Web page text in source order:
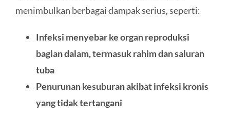
menimbulkan berbagai dampak serius, seperti:
Infeksi menyebar ke organ reproduksi
bagian dalam, termasuk rahim dan saluran
tuba
Penurunan kesuburan akibat infeksi kronis
yang tidak tertangani